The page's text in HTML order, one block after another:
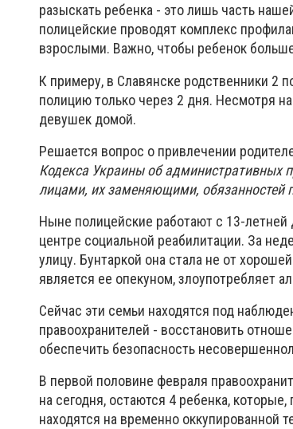
разыскать ребенка - это лишь часть
полицейские проводят комплекс
взрослыми. Важно, чтобы ребенок
К примеру, в Славянске родственники 2
полицию только через 2 дня. Несмотря
девушек домой.
Решается вопрос о привлечении
Кодекса Украины об административных
лицами, их заменяющими, обязанностей
Ныне полицейские работают с 13-
центре социальной реабилитации. За
улицу. Бунтаркой она стала не от
является ее опекуном, злоупотребляет
Сейчас эти семьи находятся под
правоохранителей - восстановить
обеспечить безопасность
В первой половине февраля
на сегодня, остаются 4 ребенка,
находятся на временно оккупированной